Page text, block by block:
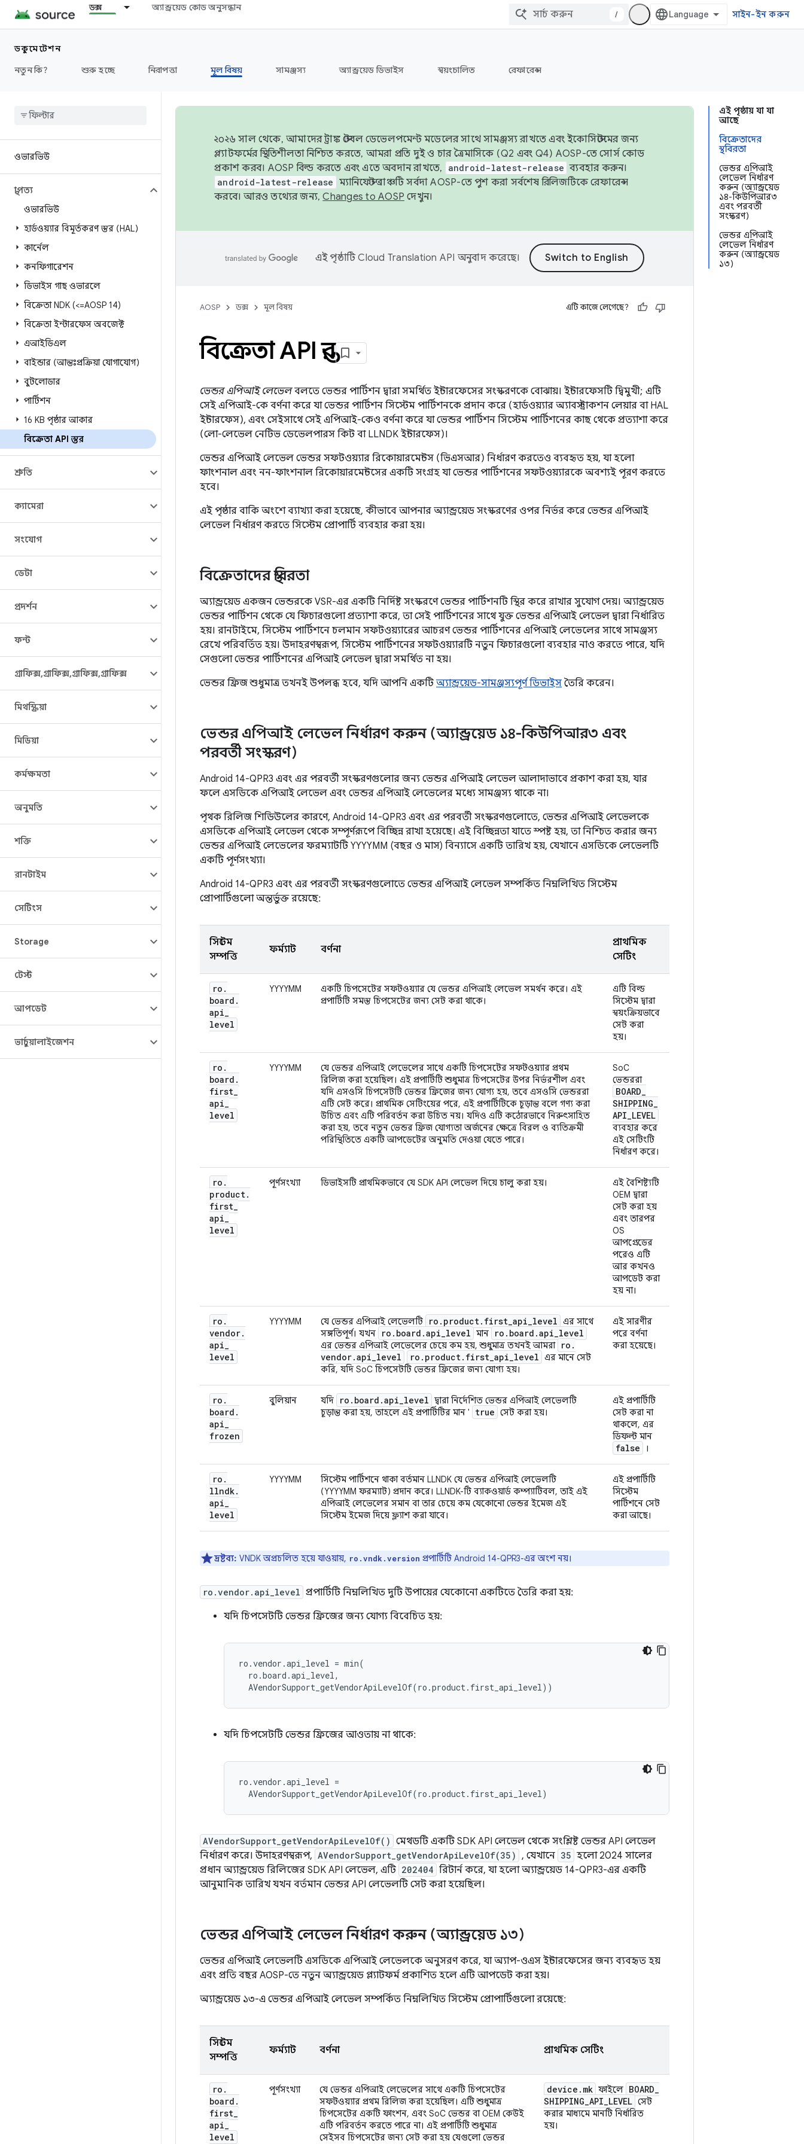
ডক্স অ্যান্ড্রয়েড কোড অনুসন্ধান
/ সাইন-ইন করুন
ডকুমেন্টেশন
নতুন কি?
শুরু হচ্ছে নিরাপত্তা মূল বিষয় সামঞ্জস্য অ্যান্ড্রয়েড ডিভাইস স্বয়ংচালিত রেফারেন্স
ওভারভিউ
স্থাপত্য
ওভারভিউ
হার্ডওয়্যার বিমূর্তকরণ স্তর (HAL)
কার্নেল
কনফিগারেশন
ডিভাইস গাছ ওভারলে
বিক্রেতা NDK (<=AOSP 14)
বিক্রেতা ইন্টারফেস অবজেক্ট
এআইডিএল
বাইন্ডার (আন্তঃপ্রক্রিয়া যোগাযোগ)
বুটলোডার
পার্টিশন
16 KB পৃষ্ঠার আকার
বিক্রেতা API স্তর
শ্রুতি
ক্যামেরা
সংযোগ
ডেটা
প্রদর্শন
ফন্ট
গ্রাফিক্স,গ্রাফিক্স,গ্রাফিক্স,গ্রাফিক্স
মিথস্ক্রিয়া
মিডিয়া
কর্মক্ষমতা
অনুমতি
শক্তি
রানটাইম
সেটিংস
Storage
টেস্ট
আপডেট
ভার্চুয়ালাইজেশন
এই পৃষ্ঠায় যা যা
আছে
বিক্রেতাদের
স্থবিরতা
ভেন্ডর এপিআই
লেভেল নির্ধারণ
করুন (অ্যান্ড্রয়েড
১৪-কিউপিআর৩
এবং পরবর্তী
সংস্করণ)
ভেন্ডর এপিআই
লেভেল নির্ধারণ
করুন (অ্যান্ড্রয়েড
১৩)
২০২৬ সাল থেকে, আমাদের ট্রাঙ্ক স্টেবল ডেভেলপমেন্ট মডেলের সাথে সামঞ্জস্য রাখতে এবং ইকোসিস্টেমের জন্য
প্ল্যাটফর্মের স্থিতিশীলতা নিশ্চিত করতে, আমরা প্রতি দুই ও চার ত্রৈমাসিকে (Q2 এবং Q4) AOSP-তে সোর্স কোড
প্রকাশ করব। AOSP বিল্ড করতে এবং এতে অবদান রাখতে,
android-latest-release ব্যবহার করুন।
android-latest-release ম্যানিফেস্ট ব্রাঞ্চটি সর্বদা AOSP-তে পুশ করা সর্বশেষ রিলিজটিকে রেফারেন্স
করবে। আরও তথ্যের জন্য,Changes to AOSP দেখুন।
এই পৃষ্ঠাটিCloud Translation API অনুবাদ করেছে।
AOSP ডক্স মূল বিষয় এটি কাজে লেগেছে?
বিক্রেতা API স্তর
ভেন্ডর এপিআই লেভেলবলতে ভেন্ডর পার্টিশন দ্বারা সমর্থিত ইন্টারফেসের সংস্করণকে বোঝায়। ইন্টারফেসটি দ্বিমুখী; এটি
সেই এপিআই-কে বর্ণনা করে যা ভেন্ডর পার্টিশন সিস্টেম পার্টিশনকে প্রদান করে (হার্ডওয়্যার অ্যাবস্ট্রাকশন লেয়ার বা HAL
ইন্টারফেস), এবং সেইসাথে সেই এপিআই-কেও বর্ণনা করে যা ভেন্ডর পার্টিশন সিস্টেম পার্টিশনের কাছ থেকে প্রত্যাশা করে
(লো-লেভেল নেটিভ ডেভেলপারস কিট বা LLNDK ইন্টারফেস)।
ভেন্ডর এপিআই লেভেল ভেন্ডর সফটওয়্যার রিকোয়ারমেন্টস (ভিএসআর) নির্ধারণ করতেও ব্যবহৃত হয়, যা হলো
ফাংশনাল এবং নন-ফাংশনাল রিকোয়ারমেন্টসের একটি সংগ্রহ যা ভেন্ডর পার্টিশনের সফটওয়্যারকে অবশ্যই পূরণ করতে
হবে।
এই পৃষ্ঠার বাকি অংশে ব্যাখ্যা করা হয়েছে, কীভাবে আপনার অ্যান্ড্রয়েড সংস্করণের ওপর নির্ভর করে ভেন্ডর এপিআই
লেভেল নির্ধারণ করতে সিস্টেম প্রোপার্টি ব্যবহার করা হয়।
বিক্রেতাদের স্থবিরতা
অ্যান্ড্রয়েড একজন ভেন্ডরকে VSR-এর একটি নির্দিষ্ট সংস্করণে ভেন্ডর পার্টিশনটি স্থির করে রাখার সুযোগ দেয়। অ্যান্ড্রয়েড
ভেন্ডর পার্টিশন থেকে যে ফিচারগুলো প্রত্যাশা করে, তা সেই পার্টিশনের সাথে যুক্ত ভেন্ডর এপিআই লেভেল দ্বারা নির্ধারিত
হয়। রানটাইমে, সিস্টেম পার্টিশনে চলমান সফটওয়্যারের আচরণ ভেন্ডর পার্টিশনের এপিআই লেভেলের সাথে সামঞ্জস্য
রেখে পরিবর্তিত হয়। উদাহরণস্বরূপ, সিস্টেম পার্টিশনের সফটওয়্যারটি নতুন ফিচারগুলো ব্যবহার নাও করতে পারে, যদি
সেগুলো ভেন্ডর পার্টিশনের এপিআই লেভেল দ্বারা সমর্থিত না হয়।
ভেন্ডর ফ্রিজ শুধুমাত্র তখনই উপলব্ধ হবে, যদি আপনি একটি অ্যান্ড্রয়েড-সামঞ্জস্যপূর্ণ ডিভাইস তৈরি করেন।
ভেন্ডর এপিআই লেভেল নির্ধারণ করুন (অ্যান্ড্রয়েড ১৪-কিউপিআর৩ এবং
পরবর্তী সংস্করণ)
Android 14-QPR3 এবং এর পরবর্তী সংস্করণগুলোর জন্য ভেন্ডর এপিআই লেভেল আলাদাভাবে প্রকাশ করা হয়, যার
ফলে এসডিকে এপিআই লেভেল এবং ভেন্ডর এপিআই লেভেলের মধ্যে সামঞ্জস্য থাকে না।
পৃথক রিলিজ শিডিউলের কারণে, Android 14-QPR3 এবং এর পরবর্তী সংস্করণগুলোতে, ভেন্ডর এপিআই লেভেলকে
এসডিকে এপিআই লেভেল থেকে সম্পূর্ণরূপে বিচ্ছিন্ন রাখা হয়েছে। এই বিচ্ছিন্নতা যাতে স্পষ্ট হয়, তা নিশ্চিত করার জন্য
ভেন্ডর এপিআই লেভেলের ফরম্যাটটি YYYYMM (বছর ও মাস) বিন্যাসে একটি তারিখ হয়, যেখানে এসডিকে লেভেলটি
একটি পূর্ণসংখ্যা।
Android 14-QPR3 এবং এর পরবর্তী সংস্করণগুলোতে ভেন্ডর এপিআই লেভেল সম্পর্কিত নিম্নলিখিত সিস্টেম
প্রোপার্টিগুলো অন্তর্ভুক্ত রয়েছে:
সিস্টেম
সম্পত্তি
ফর্ম্যাট বর্ণনা
প্রাথমিক
সেটিং
ro .
board .
api_
level
YYYYMM
একটি চিপসেটের সফটওয়্যার যে ভেন্ডর এপিআই লেভেল সমর্থন করে। এই
প্রপার্টিটি সমস্ত চিপসেটের জন্য সেট করা থাকে।
এটি বিল্ড
সিস্টেম দ্বারা
স্বয়ংক্রিয়ভাবে
সেট করা
হয়।
ro .
board .
first_
api_
level
YYYYMM
যে ভেন্ডর এপিআই লেভেলের সাথে একটি চিপসেটের সফটওয়্যার প্রথম
রিলিজ করা হয়েছিল। এই প্রপার্টিটি শুধুমাত্র চিপসেটের উপর নির্ভরশীল এবং
যদি এসওসি চিপসেটটি ভেন্ডর ফ্রিজের জন্য যোগ্য হয়, তবে এসওসি ভেন্ডররা
এটি সেট করে। প্রাথমিক সেটিংয়ের পরে, এই প্রপার্টিটিকে চূড়ান্ত বলে গণ্য করা
উচিত এবং এটি পরিবর্তন করা উচিত নয়। যদিও এটি কঠোরভাবে নিরুৎসাহিত
করা হয়, তবে নতুন ভেন্ডর ফ্রিজ যোগ্যতা অর্জনের ক্ষেত্রে বিরল ও ব্যতিক্রমী
পরিস্থিতিতে একটি আপডেটের অনুমতি দেওয়া যেতে পারে।
SoC
ভেন্ডররা
BOARD_
SHIPPING_
API_LEVEL
ব্যবহার করে
এই সেটিংটি
নির্ধারণ করে।
ro .
product.
first_
api_
level
পূর্ণসংখ্যা ডিভাইসটি প্রাথমিকভাবে যে SDK API লেভেল দিয়ে চালু করা হয়।
এই বৈশিষ্ট্যটি
OEM দ্বারা
সেট করা হয়
এবং তারপর
OS
আপগ্রেডের
পরেও এটি
আর কখনও
আপডেট করা
হয় না।
ro .
vendor.
api_
level
YYYYMM যে ভেন্ডর এপিআই লেভেলটি ro . product. first_api_level এর সাথে
সঙ্গতিপূর্ণ। যখন
ro . board .api_level মান ro . board .api_level
এর ভেন্ডর এপিআই লেভেলের চেয়ে কম হয়, শুধুমাত্র তখনই আমরা ro .
vendor.api_level ro . product. first_api_level এর মানে সেট
করি, যদি SoC চিপসেটটি ভেন্ডর ফ্রিজের জন্য যোগ্য হয়।
এই সারণীর
পরে বর্ণনা
করা হয়েছে।
ro .
board .
api_
frozen
বুলিয়ান যদি ro . board .api_level দ্বারা নির্দেশিত ভেন্ডর এপিআই লেভেলটি
চূড়ান্ত করা হয়, তাহলে এই প্রপার্টিটির মান '
true সেট করা হয়।
এই প্রপার্টিটি
সেট করা না
থাকলে, এর
ডিফল্ট মান
false ।
ro .
llndk.
api_
level
YYYYMM
সিস্টেম পার্টিশনে থাকা বর্তমান LLNDK যে ভেন্ডর এপিআই লেভেলটি
(YYYYMM ফরম্যাট) প্রদান করে। LLNDK-টি ব্যাকওয়ার্ড কম্প্যাটিবল, তাই এই
এপিআই লেভেলের সমান বা তার চেয়ে কম যেকোনো ভেন্ডর ইমেজ এই
সিস্টেম ইমেজ দিয়ে ফ্ল্যাশ করা যাবে।
এই প্রপার্টিটি
সিস্টেম
পার্টিশনে সেট
করা আছে।
দ্রষ্টব্য: VNDK অপ্রচলিত হয়ে যাওয়ায়, ro.vndk.version প্রপার্টিটি Android 14-QPR3-এর অংশ নয়।
ro.vendor.api_level প্রপার্টিটি নিম্নলিখিত দুটি উপায়ের যেকোনো একটিতে তৈরি করা হয়:
যদি চিপসেটটি ভেন্ডর ফ্রিজের জন্য যোগ্য বিবেচিত হয়:
ro.vendor.api_level = min(
AVendorSupport_getVendorApiLevelOf(ro.product.first_api_level))
যদি চিপসেটটি ভেন্ডর ফ্রিজের আওতায় না থাকে:
ro.vendor.api_level =
AVendorSupport_getVendorApiLevelOf(ro.product.first_api_level)
AVendorSupport_getVendorApiLevelOf() মেথডটি একটি SDK API লেভেল থেকে সংশ্লিষ্ট ভেন্ডর API লেভেল
নির্ধারণ করে। উদাহরণস্বরূপ, AVendorSupport_getVendorApiLevelOf(35) , যেখানে 35 হলো 2024 সালের
প্রধান অ্যান্ড্রয়েড রিলিজের SDK API লেভেল, এটি 202404 রিটার্ন করে, যা হলো অ্যান্ড্রয়েড 14-QPR3-এর একটি
আনুমানিক তারিখ যখন বর্তমান ভেন্ডর API লেভেলটি সেট করা হয়েছিল।
ভেন্ডর এপিআই লেভেল নির্ধারণ করুন (অ্যান্ড্রয়েড ১৩)
ভেন্ডর এপিআই লেভেলটি এসডিকে এপিআই লেভেলকে অনুসরণ করে, যা অ্যাপ-ওএস ইন্টারফেসের জন্য ব্যবহৃত হয়
এবং প্রতি বছর AOSP-তে নতুন অ্যান্ড্রয়েড প্ল্যাটফর্ম প্রকাশিত হলে এটি আপডেট করা হয়।
অ্যান্ড্রয়েড ১৩-এ ভেন্ডর এপিআই লেভেল সম্পর্কিত নিম্নলিখিত সিস্টেম প্রোপার্টিগুলো রয়েছে:
সিস্টেম
সম্পত্তি
ফর্ম্যাট বর্ণনা প্রাথমিক সেটিং
ro .
board .
first_
api_
level
পূর্ণসংখ্যা
যে ভেন্ডর এপিআই লেভেলের সাথে একটি চিপসেটের
সফটওয়্যার প্রথম রিলিজ করা হয়েছিল। এটি শুধুমাত্র
চিপসেটের একটি ফাংশন, এবং SoC ভেন্ডর বা OEM কেউই
এটি পরিবর্তন করতে পারে না। এই প্রপার্টিটি শুধুমাত্র
সেইসব চিপসেটের জন্য সেট করা হয় যেগুলো ভেন্ডর
device . mk ফাইলে BOARD_
SHIPPING_API_LEVEL সেট
করার মাধ্যমে মানটি নির্ধারিত
হয়।